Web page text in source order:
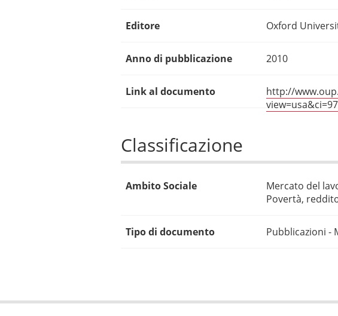
Editore Oxford
Anno di pubblicazione 2010
Link al documento
http://
Classificazione
Ambito Sociale Mercato del
Povertà,
Tipo di documento Pubblicazioni -